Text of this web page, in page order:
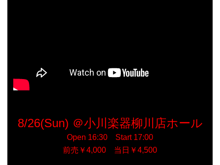
8/26(Sun) ＠小川楽器柳川店ホール
Open 16:30 Start 17:00
前売￥4,000 当日￥4,500